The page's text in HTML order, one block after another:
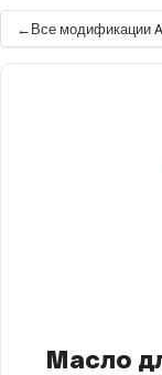
Все модификации
Масло